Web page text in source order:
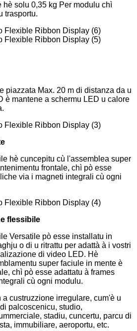
solu 0,35 kg Per modulu chì
trasportu.
piazzata Max. 20 m di distanza da u
è mantene a schermu LED u calore
hè cuncepitu cù l'assemblea super
frontale, chì pò esse
via i magneti integrali cù ogni
flessibile
Versatile pò esse installatu in
o di u ritrattu per adattà à i vostri
di video LED. Hè
super faciule in mente è
chì pò esse adattatu à frames
cù ogni modulu.
custruzzione irregulare, cum'è u
palcoscenicu, studio,
stadiu, cuncertu, parcu di
immubiliare, aeroportu, etc.